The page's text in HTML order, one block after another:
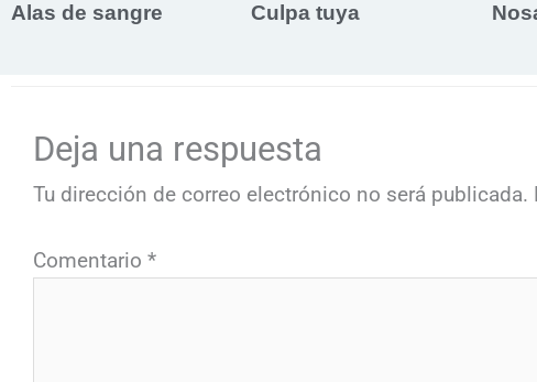
Alas de sangre Culpa tuya
Deja una respuesta
Tu dirección de correo electrónico no será publicada.
Comentario *